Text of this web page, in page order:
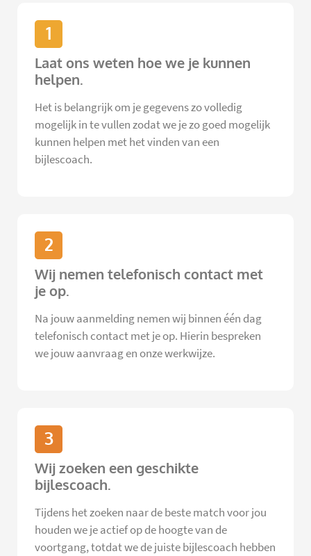
1
Laat ons weten hoe we je kunnen
helpen.
Het is belangrijk om je gegevens zo volledig
mogelijk in te vullen zodat we je zo goed mogelijk
kunnen helpen met het vinden van een
bijlescoach.
2
Wij nemen telefonisch contact met
je op.
Na jouw aanmelding nemen wij binnen één dag
telefonisch contact met je op. Hierin bespreken
we jouw aanvraag en onze werkwijze.
3
Wij zoeken een geschikte
bijlescoach.
Tijdens het zoeken naar de beste match voor jou
houden we je actief op de hoogte van de
voortgang, totdat we de juiste bijlescoach hebben